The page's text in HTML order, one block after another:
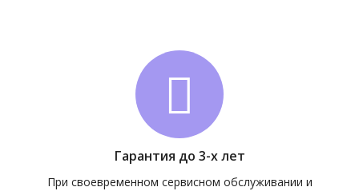
Гарантия до 3-х лет
При своевременном сервисном обслуживании и